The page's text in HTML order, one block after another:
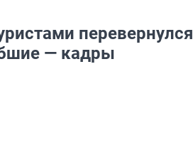
перевернулся
— кадры